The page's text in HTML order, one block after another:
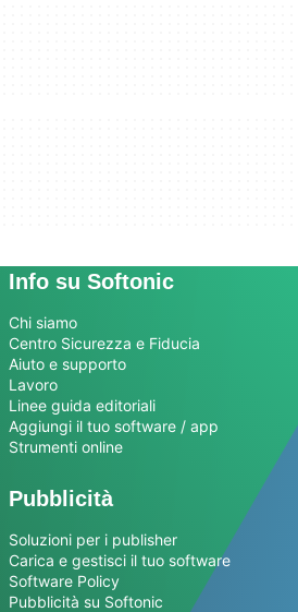
Info su Softonic
Chi siamo
Centro Sicurezza e Fiducia
Aiuto e supporto
Lavoro
Linee guida editoriali
Aggiungi il tuo software / app
Strumenti online
Pubblicità
Soluzioni per i publisher
Carica e gestisci il tuo software
Software Policy
Pubblicità su Softonic